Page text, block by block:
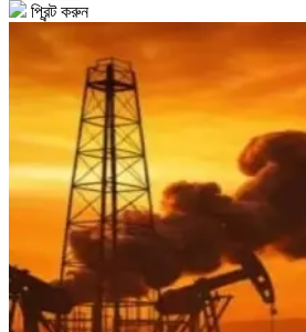
প্রিন্ট করুন